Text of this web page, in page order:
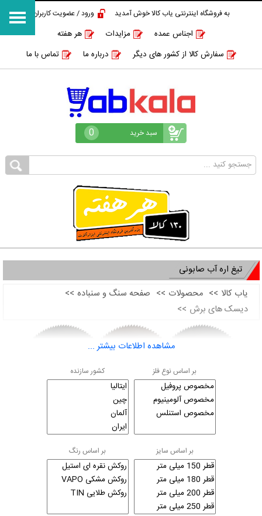
به فروشگاه اینترنتی یاب کالا خوش آمدید ورود / عضویت کاربران
اجناس عمده مزایدات
هر هفته
سفارش کالا از کشور های دیگر
درباره ما تماس با ما
سبد خرید 0
تیغ اره آب صابونی
یاب کالا >> محصولات >> صفحه سنگ و سنباده >>
دیسک های برش >>
بکار می رود که بروی ماشین های اره آب صابونی بسته می شوند این
نوع تیغ ماشین ها دارای مایعی جهت خنک کردن تیغه که به آن آب
صابون گفته میشوند دارند برای برش هر فلز و همچنین تو پر و خالی
بودن آن یک نوع دندانه تعریف خواهیم کرد به طوری که استفاده ی
مشاهده اطلاعات بیشتر ...
بر اساس نوع فلز کشور سازنده
بر اساس سایز بر اساس رنگ